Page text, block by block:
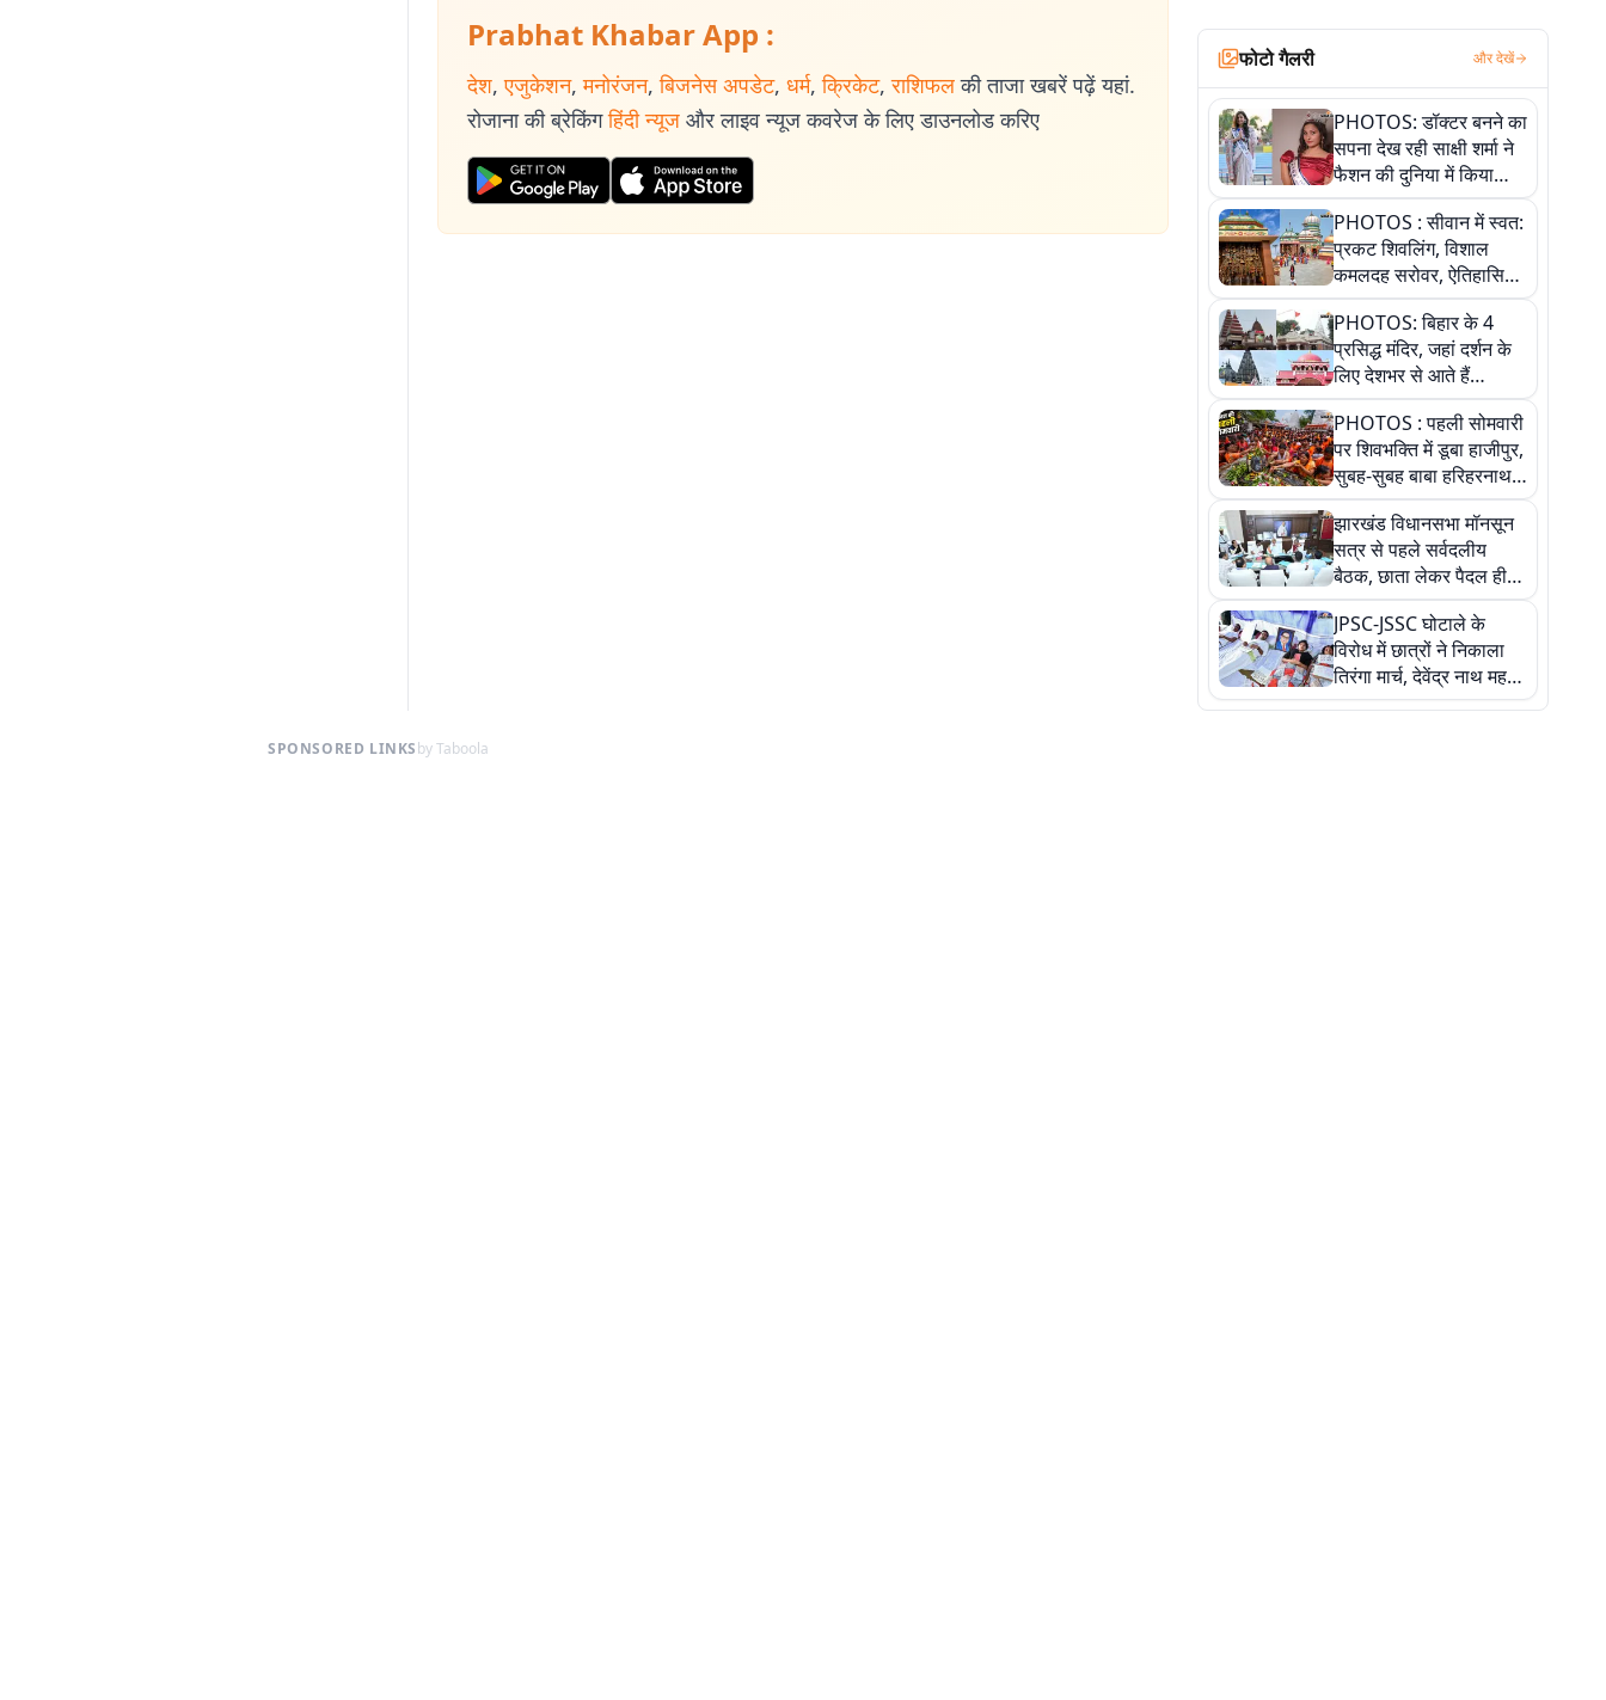
Prabhat Khabar App :
देश, एजुकेशन, मनोरंजन, बिजनेस अपडेट, धर्म, क्रिकेट, राशिफल की ताजा खबरें पढ़ें यहां.
रोजाना की ब्रेकिंग हिंदी न्यूज और लाइव न्यूज कवरेज के लिए डाउनलोड करिए
फोटो गैलरी और देखें
PHOTOS: डॉक्टर बनने का
सपना देख रही साक्षी शर्मा ने
फैशन की दुनिया में किया
कमाल,जानिए बेगूसराय की
बेटी ने कैसे दी अपने सपनों
को उड़ान
PHOTOS : सीवान में स्वत:
प्रकट शिवलिंग, विशाल
कमलदह सरोवर, ऐतिहासिक
महेंद्रनाथ मंदिर और घंटाघर
की कहानी, तस्वीरों में देखिए
PHOTOS: बिहार के 4
प्रसिद्ध मंदिर, जहां दर्शन के
लिए देशभर से आते हैं
श्रद्धालु, जानिए इनकी
खासियत
PHOTOS : पहली सोमवारी
पर शिवभक्ति में डूबा हाजीपुर,
सुबह-सुबह बाबा हरिहरनाथ
मंदिर पहुंचे तेजस्वी, 10
तस्वीरों में देखें नजारा
झारखंड विधानसभा मॉनसून
सत्र से पहले सर्वदलीय
बैठक, छाता लेकर पैदल ही
सत्ता पक्ष की मीटिंग में पहुंचे
सीएम, देखें तस्वीरें
JPSC-JSSC घोटाले के
विरोध में छात्रों ने निकाला
तिरंगा मार्च, देवेंद्र नाथ महतो
ने किया जल ग्रहण, देखें
SPONSORED LINKSby Taboola